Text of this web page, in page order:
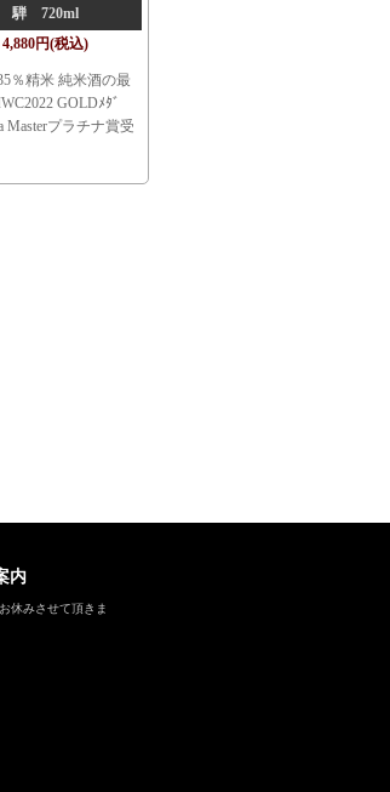
騨 720ml
4,880円(税込)
％精米 純米酒の最
GOLDﾒﾀﾞ
Masterプラチナ賞受
内
休みさせて頂きま